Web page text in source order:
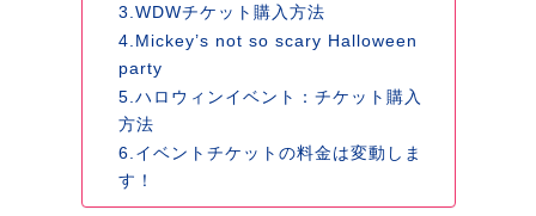
3.WDWチケット購入方法
4.Mickey’s not so scary Halloween
party
5.ハロウィンイベント：チケット購入
方法
6.イベントチケットの料金は変動しま
す！